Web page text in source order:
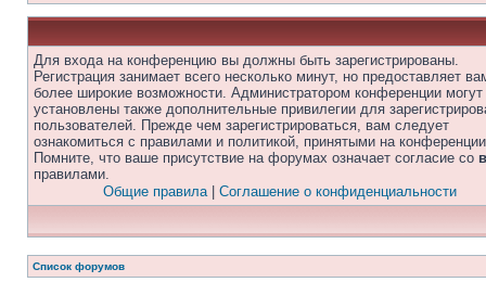
Для входа на конференцию вы должны быть зарегистрированы.
Регистрация занимает всего несколько минут, но предоставляет
более широкие возможности. Администратором конференции
установлены также дополнительные привилегии для
пользователей. Прежде чем зарегистрироваться, вам следует
ознакомиться с правилами и политикой, принятыми на
Помните, что ваше присутствие на форумах означает согласие со
правилами.
Общие правила| Соглашение о конфиденциальности
Список форумов